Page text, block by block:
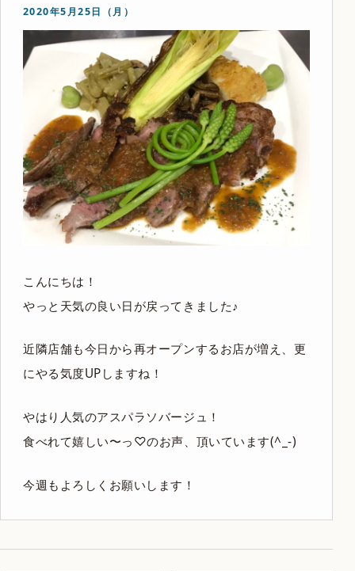
2020年5月25日（月）
こんにちは！
やっと天気の良い日が戻ってきました♪
近隣店舗も今日から再オープンするお店が増え、更
にやる気度UPしますね！
やはり人気のアスパラソバージュ！
食べれて嬉しい〜っ♡のお声、頂いています(^_-)
今週もよろしくお願いします！